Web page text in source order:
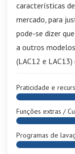
características
mercado, para
pode-se dizer
a outros
(LAC12 e
Praticidade e
Funções extras /
Programas de